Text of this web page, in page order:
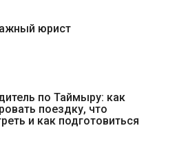
юрист
по Таймыру: как
поездку, что
и как подготовиться